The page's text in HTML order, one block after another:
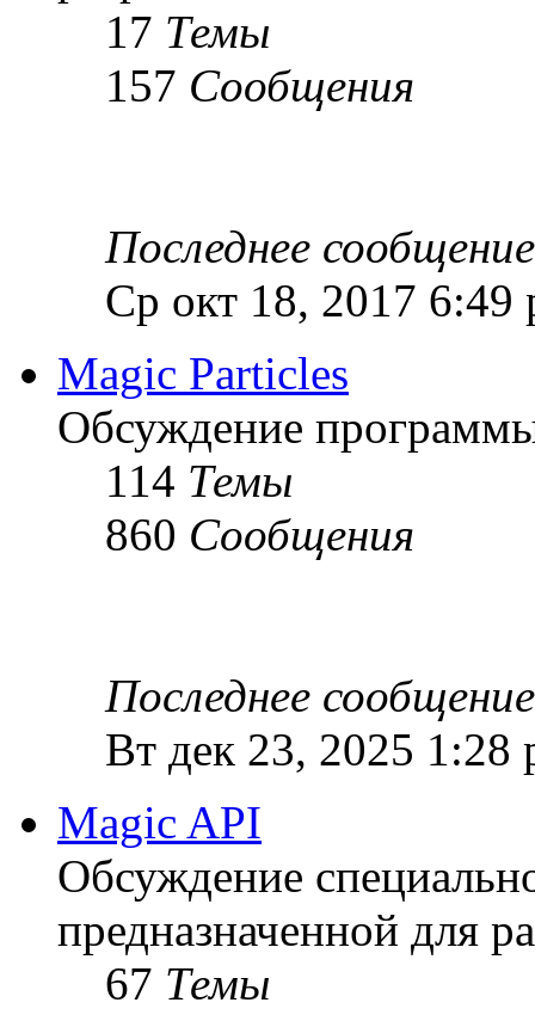
17 Темы
157 Сообщения
Последнее сообщение
Ср окт 18, 2017 6:49
Magic Particles
Обсуждение
114 Темы
860 Сообщения
Последнее сообщение
Вт дек 23, 2025 1:28
Magic API
Обсуждение
предназначенной для
67 Темы